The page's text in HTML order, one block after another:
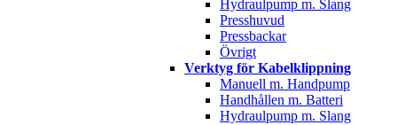
Hydraulpump m. Slang
Presshuvud
Pressbackar
Övrigt
Verktyg för Kabelklippning
Manuell m. Handpump
Handhållen m. Batteri
Hydraulpump m. Slang